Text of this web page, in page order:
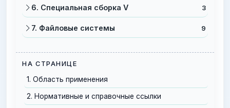
6. Специальная сборка V 3
7. Файловые системы 9
НА СТРАНИЦЕ
1. Область применения
2. Нормативные и справочные ссылки